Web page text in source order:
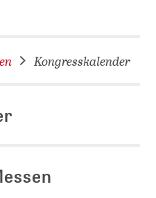
Kongresskalender